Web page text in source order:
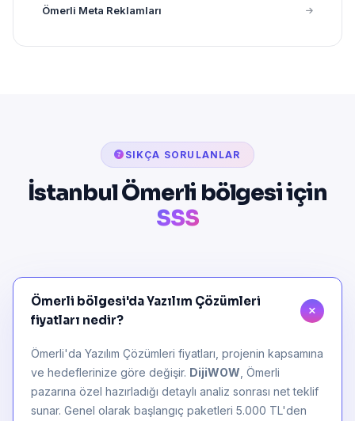
Ömerli Meta Reklamları
SIKÇA SORULANLAR
İstanbul Ömerli bölgesi için
SSS
Ömerli bölgesi'da Yazılım Çözümleri
fiyatları nedir?
Ömerli'da Yazılım Çözümleri fiyatları, projenin kapsamına
ve hedeflerinize göre değişir. DijiWOW , Ömerli
pazarına özel hazırladığı detaylı analiz sonrası net teklif
sunar. Genel olarak başlangıç paketleri 5.000 TL'den